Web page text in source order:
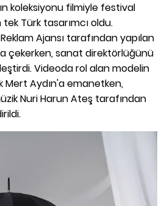
koleksiyonu filmiyle festival
Türk tasarımcı oldu.
Ajansı tarafından yapılan
çekerken, sanat direktörlüğünü
Videoda rol alan modelin
Mert Aydın'a emanetken,
Nuri Harun Ateş tarafından